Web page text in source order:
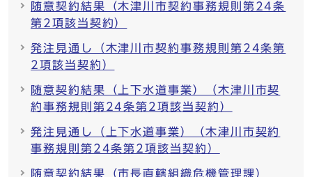
随意契約結果（木津川市契約事務規則第24条
第2項該当契約）
発注見通し（木津川市契約事務規則第24条第
2項該当契約）
随意契約結果（上下水道事業）（木津川市契
約事務規則第24条第2項該当契約）
発注見通し（上下水道事業）（木津川市契約
事務規則第24条第2項該当契約）
随意契約結果（市長直轄組織危機管理課）